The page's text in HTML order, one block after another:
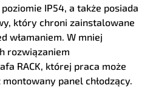
IP54, a także posiada
który chroni zainstalowane
włamaniem. W mniej
rozwiązaniem
RACK, której praca może
panel chłodzący.